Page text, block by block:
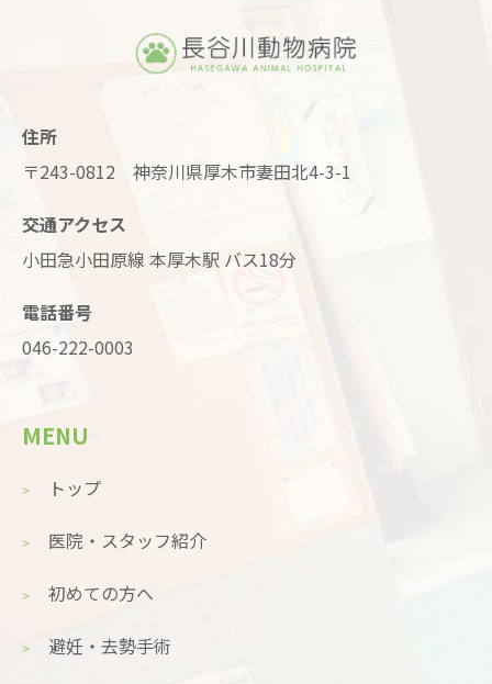
住所
〒243-0812 神奈川県厚木市妻田北4-3-1
交通アクセス
小田急小田原線 本厚木駅 バス18分
電話番号
046-222-0003
MENU
トップ
医院・スタッフ紹介
初めての方へ
避妊・去勢手術